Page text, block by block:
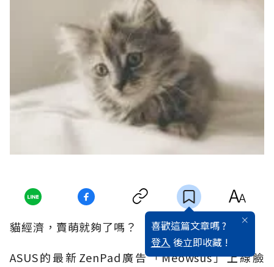
喜歡這篇文章嗎 ?
登入 後立即收藏 !
貓經濟，賣萌就夠了嗎？
ASUS的最新ZenPad廣告「Meowsus」上線臉